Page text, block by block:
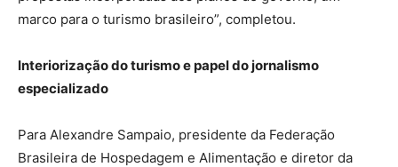
marco para o turismo brasileiro”, completou.
Interiorização do turismo e papel do jornalismo
especializado
Para Alexandre Sampaio, presidente da Federação
Brasileira de Hospedagem e Alimentação e diretor da